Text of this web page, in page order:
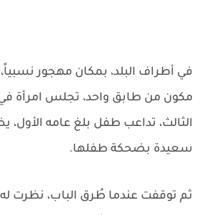
في أطراف البلد، بمكان مهجور
مكون من طابق واحد، تجلس امرأة
الثالث، تداعب طفل بلغ عامه
سعيدة بضحكة طفلها.
ثم توقفت عندما طُرق الباب، نظرت